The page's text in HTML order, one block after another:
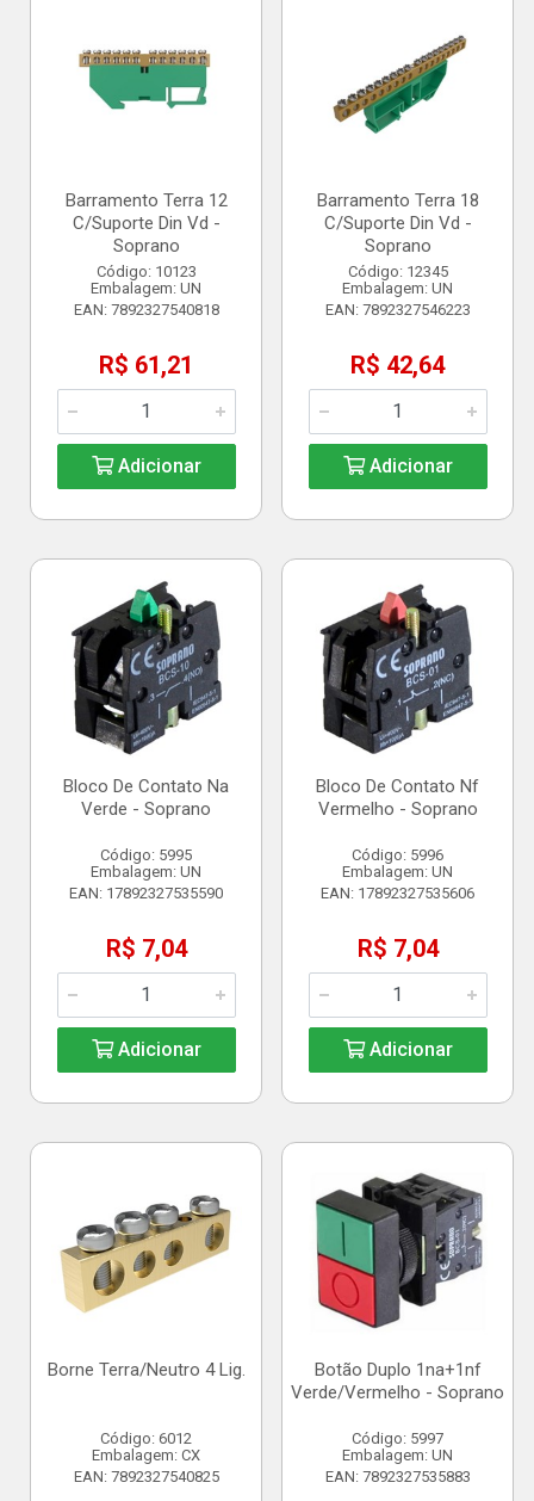
Barramento Terra 12
C/Suporte Din Vd -
Soprano
Código: 10123
Embalagem: UN
EAN: 7892327540818
R$ 61,21
Adicionar
Barramento Terra 18
C/Suporte Din Vd -
Soprano
Código: 12345
Embalagem: UN
EAN: 7892327546223
R$ 42,64
Adicionar
Bloco De Contato Na
Verde - Soprano
Código: 5995
Embalagem: UN
EAN: 17892327535590
R$ 7,04
Adicionar
Bloco De Contato Nf
Vermelho - Soprano
Código: 5996
Embalagem: UN
EAN: 17892327535606
R$ 7,04
Adicionar
Borne Terra/Neutro 4 Lig.
Código: 6012
Embalagem: CX
EAN: 7892327540825
Botão Duplo 1na+1nf
Verde/Vermelho - Soprano
Código: 5997
Embalagem: UN
EAN: 7892327535883